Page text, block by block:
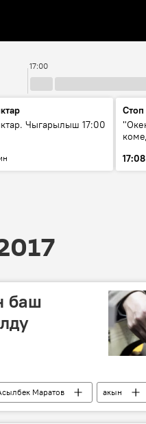
17:00
Чыгарылыш 17:00
Стоп
17:08
баш
Маратов
акын